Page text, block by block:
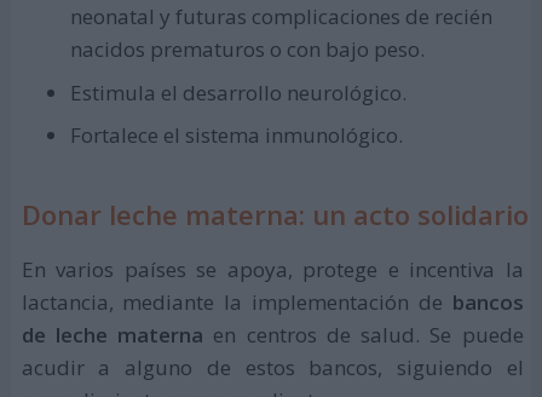
neonatal y futuras complicaciones de recién
nacidos prematuros o con bajo peso.
Estimula el desarrollo neurológico.
Fortalece el sistema inmunológico.
Donar leche materna: un acto solidario
En varios países se apoya, protege e incentiva la
lactancia, mediante la implementación de bancos
de leche materna en centros de salud. Se puede
acudir a alguno de estos bancos, siguiendo el